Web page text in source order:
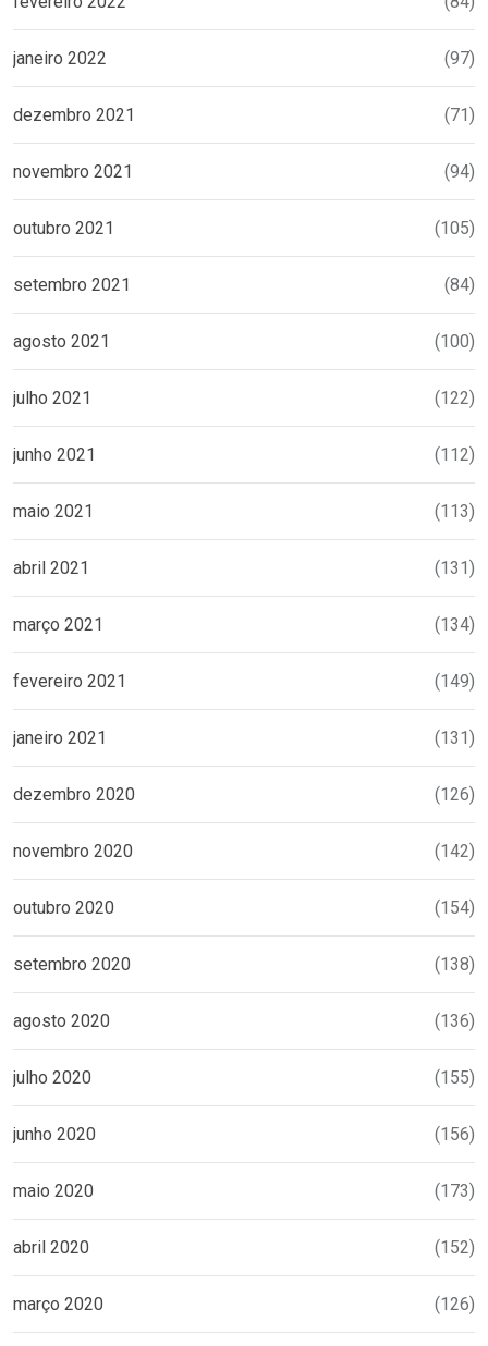
janeiro 2022 (97)
dezembro 2021 (71)
novembro 2021 (94)
outubro 2021 (105)
setembro 2021 (84)
agosto 2021 (100)
julho 2021 (122)
junho 2021 (112)
maio 2021 (113)
abril 2021 (131)
março 2021 (134)
fevereiro 2021 (149)
janeiro 2021 (131)
dezembro 2020 (126)
novembro 2020 (142)
outubro 2020 (154)
setembro 2020 (138)
agosto 2020 (136)
julho 2020 (155)
junho 2020 (156)
maio 2020 (173)
abril 2020 (152)
março 2020 (126)